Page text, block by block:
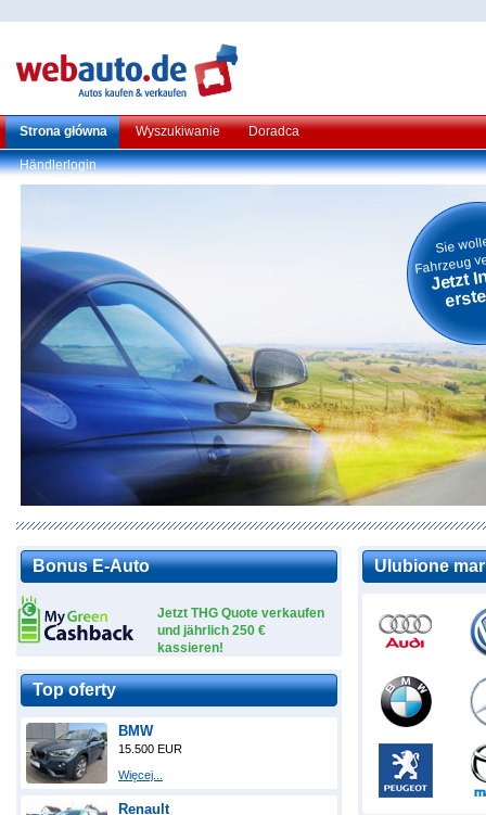
Strona główna Wyszukiwanie Doradca
Händlerlogin
Sie
Fahrzeug
Jetzt
Bonus E-Auto
Jetzt THG Quote verkaufen
und jährlich 250 €
kassieren!
Top oferty
BMW
15.500 EUR
Więcej...
Renault
Ulubione